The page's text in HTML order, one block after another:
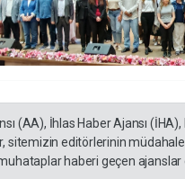
(AA), İhlas Haber Ajansı
sitemizin editörlerinin
haberi geçen